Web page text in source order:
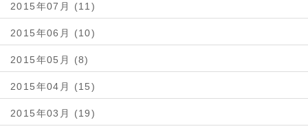
2015年07月 (11)
2015年06月 (10)
2015年05月 (8)
2015年04月 (15)
2015年03月 (19)